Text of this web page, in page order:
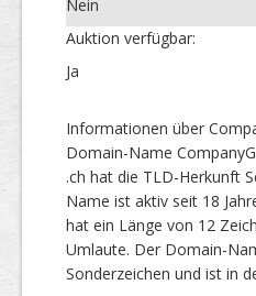
Nein
Auktion verfügbar:
Ja
Informationen über
Domain-Name
.ch hat die TLD-Herkunft
Name ist aktiv seit 18
hat ein Länge von 12
Umlaute. Der Domain-
Sonderzeichen und ist in